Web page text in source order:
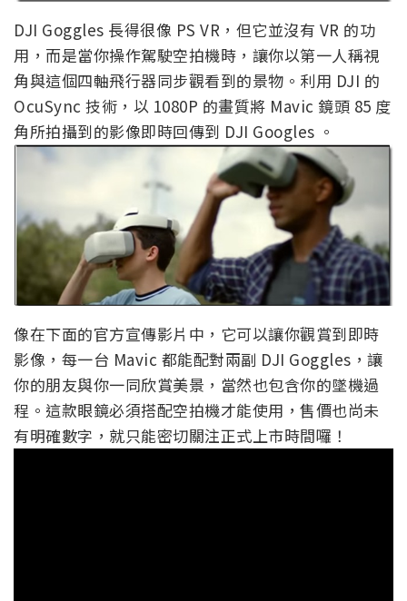
DJI Goggles 長得很像 PS VR，但它並沒有 VR 的功
用，而是當你操作駕駛空拍機時，讓你以第一人稱視
角與這個四軸飛行器同步觀看到的景物。利用 DJI 的
OcuSync 技術，以 1080P 的畫質將 Mavic 鏡頭 85 度
角所拍攝到的影像即時回傳到 DJI Googles 。
像在下面的官方宣傳影片中，它可以讓你觀賞到即時
影像，每一台 Mavic 都能配對兩副 DJI Goggles，讓
你的朋友與你一同欣賞美景，當然也包含你的墜機過
程。這款眼鏡必須搭配空拍機才能使用，售價也尚未
有明確數字，就只能密切關注正式上市時間囉！